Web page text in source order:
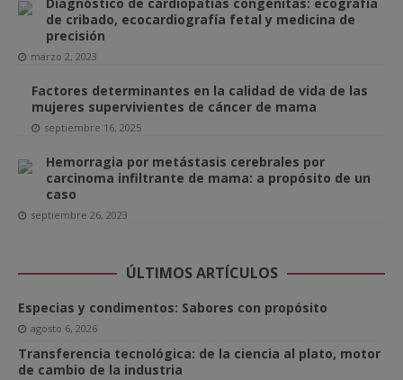
Diagnóstico de cardiopatías congénitas: ecografía
de cribado, ecocardiografía fetal y medicina de
precisión
marzo 2, 2023
Factores determinantes en la calidad de vida de las
mujeres supervivientes de cáncer de mama
septiembre 16, 2025
Hemorragia por metástasis cerebrales por
carcinoma infiltrante de mama: a propósito de un
caso
septiembre 26, 2023
ÚLTIMOS ARTÍCULOS
Especias y condimentos: Sabores con propósito
agosto 6, 2026
Transferencia tecnológica: de la ciencia al plato, motor
de cambio de la industria